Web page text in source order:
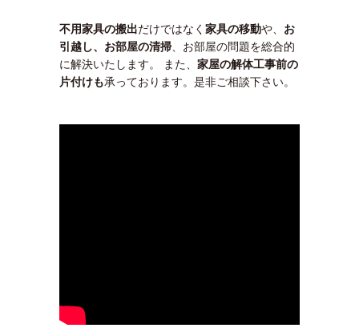
不用家具の搬出だけではなく 家具の移動や、 お
引越し、お部屋の清掃 、お部屋の問題を総合的
に解決いたします。 また、 家屋の解体工事前の
片付けも承っております。是非ご相談下さい。